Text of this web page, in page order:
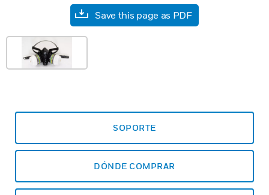
Save this page as PDF
SOPORTE
DÓNDE COMPRAR